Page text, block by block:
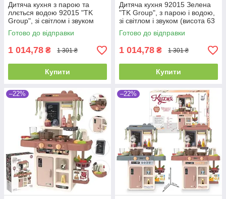
Дитяча кухня з парою та
ллється водою 92015 "TK
Group", зі світлом і звуком
(висота 63 см)
Готово до відправки
1 014,78 ₴ 1 301 ₴
Купити
Дитяча кухня 92015 Зелена
"TK Group", з парою і водою,
зі світлом і звуком (висота 63
см)
Готово до відправки
1 014,78 ₴ 1 301 ₴
Купити
–22% –22%